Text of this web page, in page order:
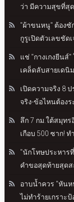
ว่า มีความสุขที่สุ
"ผ้าขนหนู" ต้องซั
กูรูเปิดตัวเลขชัดเ
แช่ "กางเกงยีนส์
เคล็ดลับสายเดนิ
เปิดความจริง 8
จริง-ข้อไหนต้องร
ลึก 7 กม.ใต้สมุท
เกือบ 500 ซาก!
"นักโทษประหาร
คำขอสุดท้ายสุดส
อาบน้ำควร "หันห
ไม่ทำร้ายเกราะป้